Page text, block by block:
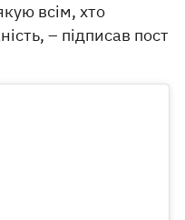
всім, хто
– підписав пост